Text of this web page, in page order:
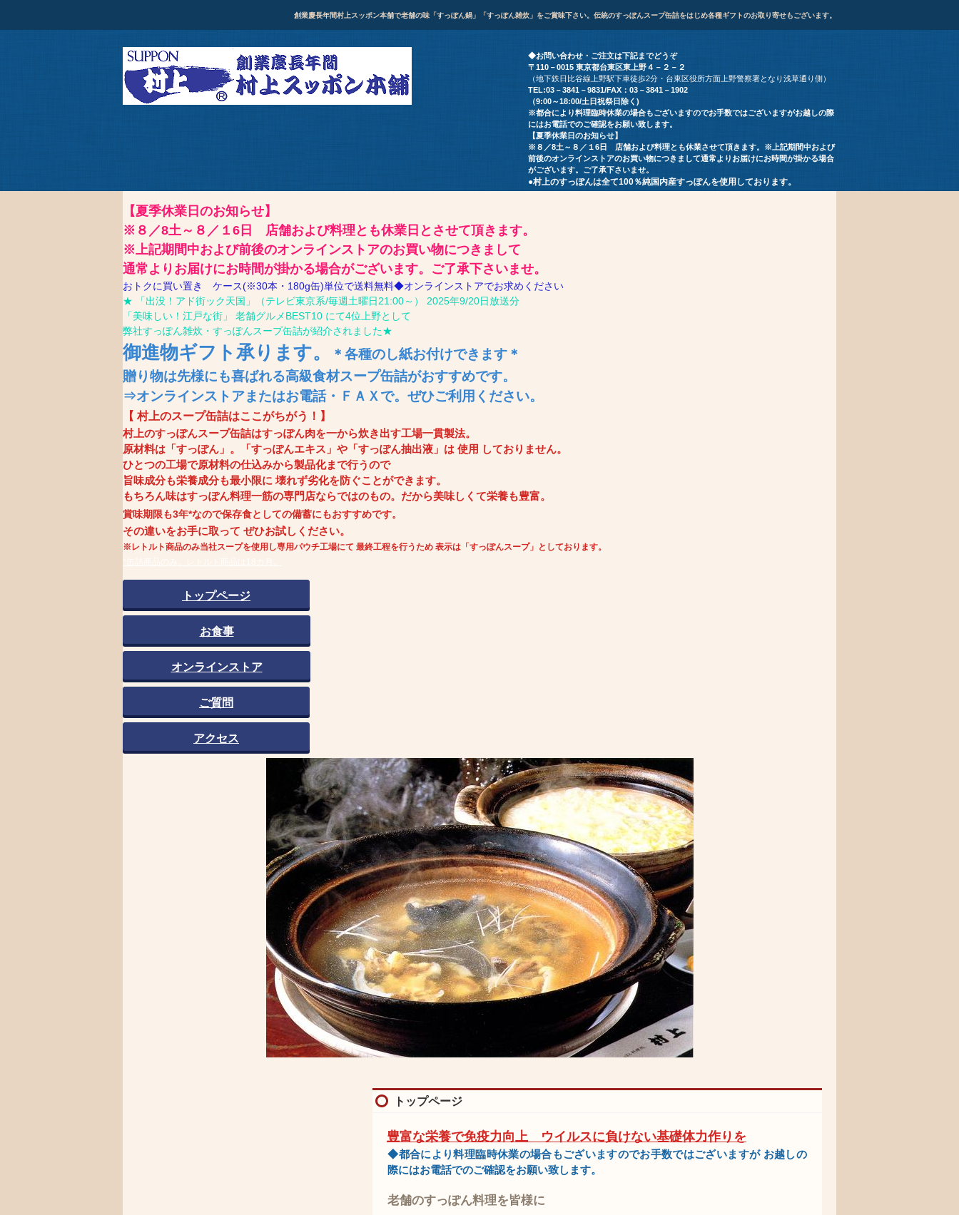
創業慶長年間村上スッポン本舗で老舗の味「すっぽん鍋」「すっぽん雑炊」をご賞味下さい。伝統のすっぽんスープ缶詰をはじめ各種ギフトのお取り寄せもございます。
◆お問い合わせ・ご注文は下記までどうぞ
〒110－0015 東京都台東区東上野４－２－２
（地下鉄日比谷線上野駅下車徒歩2分・台東区役所方面上野警察署となり浅草通り側）
TEL:03－3841－9831/FAX：03－3841－1902
（9:00～18:00/土日祝祭日除く)
※都合により料理臨時休業の場合もございますのでお手数ではございますがお越しの際
にはお電話でのご確認をお願い致します。
【夏季休業日のお知らせ】
※８／8土～８／１6日 店舗および料理とも休業させて頂きます。※上記期間中および
前後のオンラインストアのお買い物につきまして通常よりお届けにお時間が掛かる場合
がございます。ご了承下さいませ。
●村上のすっぽんは全て100％純国内産すっぽんを使用しております。
【夏季休業日のお知らせ】
※８／8土～８／１6日 店舗および料理とも休業日とさせて頂きます。
※上記期間中および前後のオンラインストアのお買い物につきまして
通常よりお届けにお時間が掛かる場合がございます。ご了承下さいませ。
おトクに買い置き ケース(※30本・180g缶)単位で送料無料◆オンラインストアでお求めください
★ 「出没！アド街ック天国」（テレビ東京系/毎週土曜日21:00～） 2025年9/20日放送分
「美味しい！江戸な街」 老舗グルメBEST10 にて4位上野として
弊社すっぽん雑炊・すっぽんスープ缶詰が紹介されました★
御進物ギフト 承ります。
＊各種のし紙お付けできます＊
贈り物は先様にも喜ばれる高級食材スープ缶詰がおすすめです。
⇒オンラインストアまたはお電話・ＦＡＸで。ぜひご利用ください。
【 村上のスープ缶詰はここがちがう！】
村上のすっぽんスープ缶詰はすっぽん肉を一から炊き出す工場一貫製法。
原材料は「すっぽん」。「すっぽんエキス」や「すっぽん抽出液」は 使用 しておりません。
ひとつの工場で原材料の仕込みから製品化まで行うので
旨味成分も栄養成分も最小限に 壊れず劣化を防ぐことができます。
もちろん味はすっぽん料理一筋の専門店ならではのもの。 だから美味しくて栄養も豊富。
賞味期限も3年*なので保存食としての備蓄にもおすすめです。
その違いをお手に取って ぜひお試しください。
※レトルト商品のみ当社スープを使用し専用パウチ工場にて 最終工程を行うため 表示は「すっぽんスープ」としております。
トップページ
お食事
オンラインストア
ご質問
アクセス
トップページ
豊富な栄養で免疫力向上 ウイルスに負けない基礎体力作りを
◆都合により料理臨時休業の場合もございますのでお手数ではございますが お越しの
際にはお電話でのご確認をお願い致します。
老舗のすっぽん料理を皆様に